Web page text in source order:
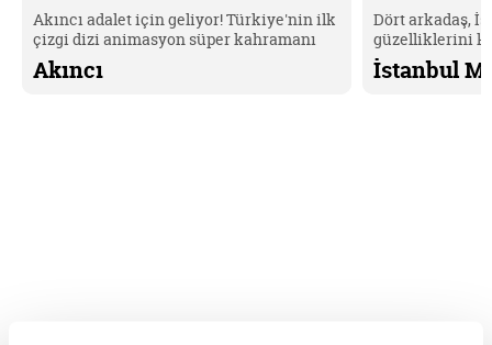
Akıncı adalet için geliyor! Türkiye'nin ilk
çizgi dizi animasyon süper kahramanı
Akıncı'yı keşfetmek için hemen tıkla. 😎
Akıncı
Dört arkadaş,
güzelliklerini
Kahramanların
🤗
İstanbul